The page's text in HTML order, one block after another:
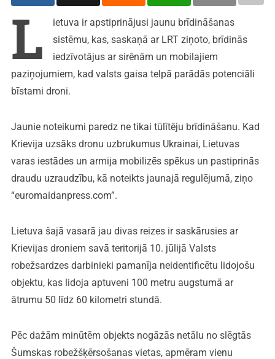
L
ietuva ir apstiprinājusi jaunu brīdināšanas
sistēmu, kas, saskaņā ar LRT ziņoto, brīdinās
iedzīvotājus ar sirēnām un mobilajiem
paziņojumiem, kad valsts gaisa telpā parādās potenciāli
bīstami droni.
Jaunie noteikumi paredz ne tikai tūlītēju brīdināšanu. Kad
Krievija uzsāks dronu uzbrukumus Ukrainai, Lietuvas
varas iestādes un armija mobilizēs spēkus un pastiprinās
draudu uzraudzību, kā noteikts jaunajā regulējumā, ziņo
“euromaidanpress.com”.
Lietuva šajā vasarā jau divas reizes ir saskārusies ar
Krievijas droniem savā teritorijā 10. jūlijā Valsts
robežsardzes darbinieki pamanīja neidentificētu lidojošu
objektu, kas lidoja aptuveni 100 metru augstumā ar
ātrumu 50 līdz 60 kilometri stundā.
Pēc dažām minūtēm objekts nogāzās netālu no slēgtās
Šumskas robežšķērsošanas vietas, apmēram vienu